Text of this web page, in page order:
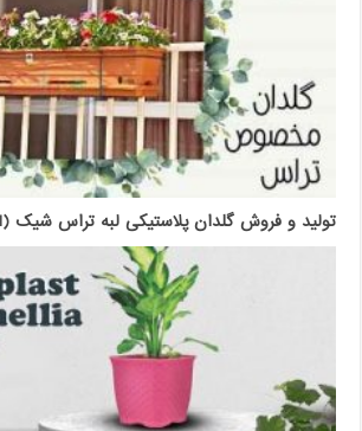
تولید و فروش گلدان پلاستیکی لبه تراس شیک (New Model)